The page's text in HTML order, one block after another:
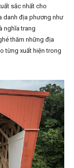
sắc nhất cho
danh địa phương như
nghĩa trang
thăm những địa
từng xuất hiện trong